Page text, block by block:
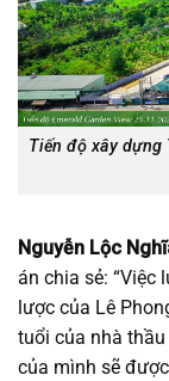
Tiến độ xây dựng
Nguyễn Lộc
án chia sẻ: “Việc
lược của Lê
tuổi của nhà
của mình sẽ